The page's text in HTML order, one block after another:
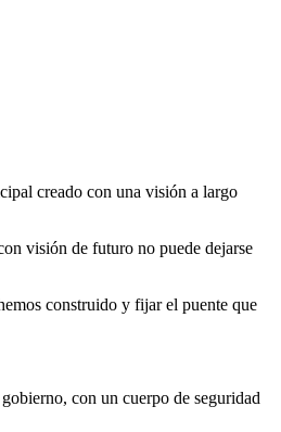
creado con una visión a largo
visión de futuro no puede dejarse
construido y fijar el puente que
con un cuerpo de seguridad